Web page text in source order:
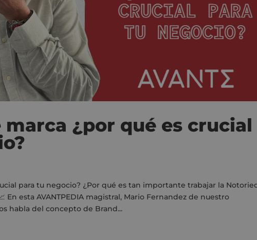
¿por qué es crucial
para tu negocio? ¿Por qué es tan importante trabajar la
En esta AVANTPEDIA magistral, Mario Fernandez de nuestro
habla del concepto de Brand...